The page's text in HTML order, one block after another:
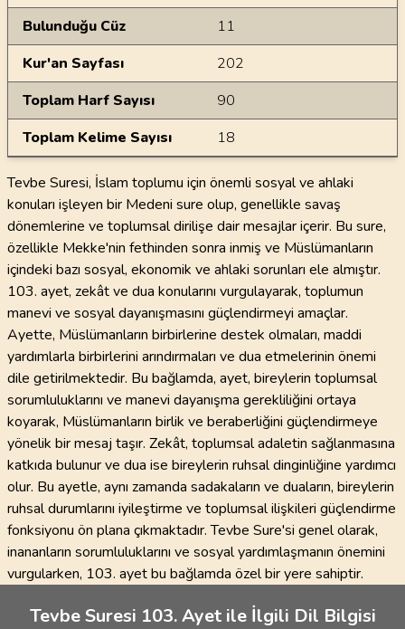
Bulunduğu Cüz
11
Kur'an Sayfası
202
Toplam Harf Sayısı
90
Toplam Kelime Sayısı
18
Tevbe Suresi, İslam toplumu için önemli sosyal ve ahlaki
konuları işleyen bir Medeni sure olup, genellikle savaş
dönemlerine ve toplumsal dirilişe dair mesajlar içerir. Bu sure,
özellikle Mekke'nin fethinden sonra inmiş ve Müslümanların
içindeki bazı sosyal, ekonomik ve ahlaki sorunları ele almıştır.
103. ayet, zekât ve dua konularını vurgulayarak, toplumun
manevi ve sosyal dayanışmasını güçlendirmeyi amaçlar.
Ayette, Müslümanların birbirlerine destek olmaları, maddi
yardımlarla birbirlerini arındırmaları ve dua etmelerinin önemi
dile getirilmektedir. Bu bağlamda, ayet, bireylerin toplumsal
sorumluluklarını ve manevi dayanışma gerekliliğini ortaya
koyarak, Müslümanların birlik ve beraberliğini güçlendirmeye
yönelik bir mesaj taşır. Zekât, toplumsal adaletin sağlanmasına
katkıda bulunur ve dua ise bireylerin ruhsal dinginliğine yardımcı
olur. Bu ayetle, aynı zamanda sadakaların ve duaların, bireylerin
ruhsal durumlarını iyileştirme ve toplumsal ilişkileri güçlendirme
fonksiyonu ön plana çıkmaktadır. Tevbe Sure'si genel olarak,
inananların sorumluluklarını ve sosyal yardımlaşmanın önemini
vurgularken, 103. ayet bu bağlamda özel bir yere sahiptir.
Tevbe Suresi 103. Ayet ile İlgili Dil Bilgisi